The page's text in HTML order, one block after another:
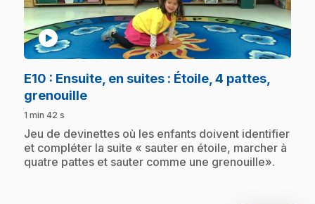
play_circle
E10 : Ensuite, en suites : Étoile, 4 pattes,
grenouille.
1 min 42 s
.Jeu de devinettes où les enfants doivent identifier
et compléter la suite « sauter en étoile, marcher à
quatre pattes et sauter comme une grenouille».